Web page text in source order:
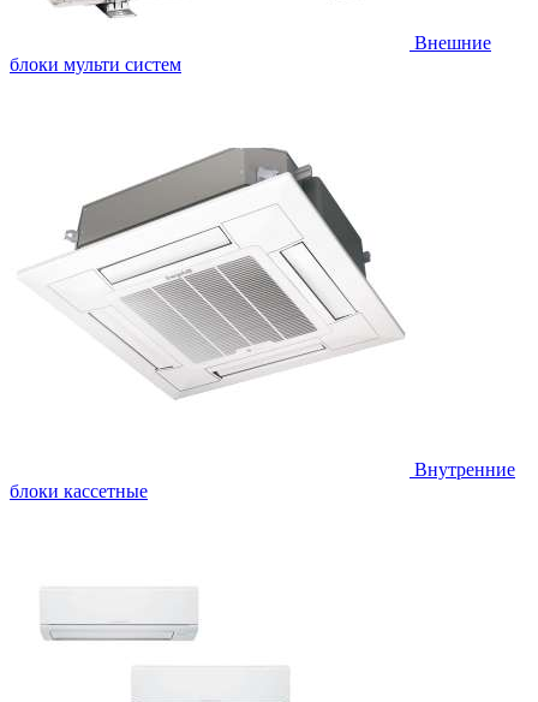
Внешние
блоки мульти систем
Внутренние
блоки кассетные